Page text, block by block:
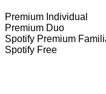
Premium Individual
Premium Duo
Spotify Premium
Spotify Free